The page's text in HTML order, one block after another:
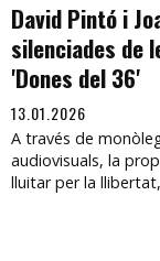
David Pintó i
silenciades de
'Dones del 36'
13.01.2026
A través de
audiovisuals, la
lluitar per la llibertat,